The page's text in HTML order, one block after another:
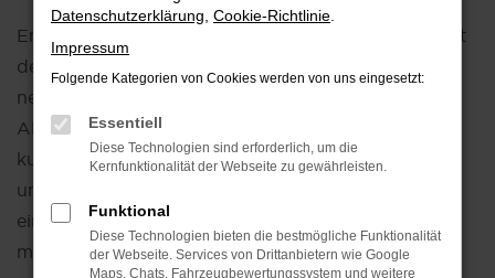
Entdecken Sie die Vorteile einer
mit
dem Kamiq, die perfekten Wahl für alle, die ein fast
neues Fahrzeug zu einem attraktiven Preis suchen.
Als Tageszulassung wurde das Fahrzeug nur für
kurze Zeit im Autohaus genutzt und ist praktisch
unbenutzt. Sie profitieren somit von den Vorzügen
einesNeuwagens
müssen.
Datenschutzerklärung Cookie-Richtlinie
Impressum
Folgende Kategorien von Cookies werden von uns eingesetzt:
Essentiell
Diese Technologien sind erforderlich, um die
Kernfunktionalität der Webseite zu gewährleisten.
Funktional
Diese Technologien bieten die bestmögliche Funktionalität
der Webseite. Services von Drittanbietern wie Google
Maps, Chats, Fahrzeugbewertungssystem und weitere